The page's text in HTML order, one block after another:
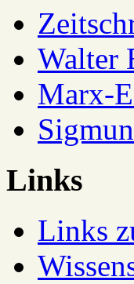
Walter
Marx-
Links
Links